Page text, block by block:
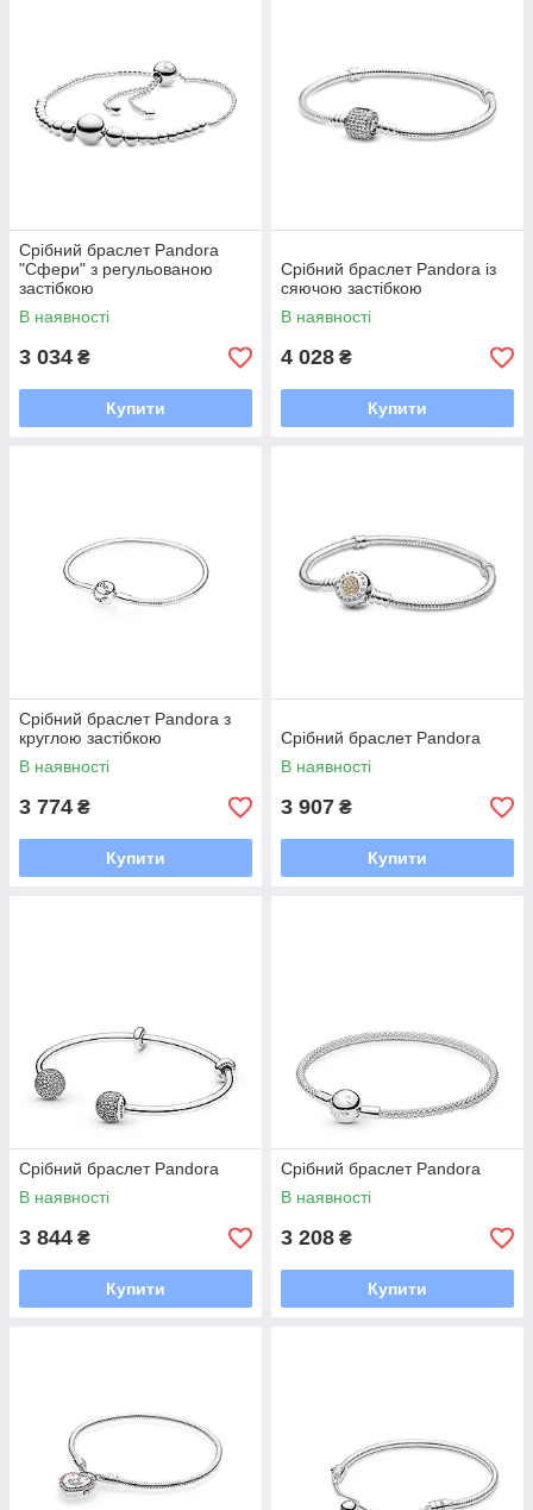
Срібний браслет Pandora
"Сфери" з регульованою
застібкою
В наявності
3 034 ₴
Купити
Срібний браслет Pandora із
сяючою застібкою
В наявності
4 028 ₴
Купити
Срібний браслет Pandora з
круглою застібкою
В наявності
3 774 ₴
Купити
Срібний браслет Pandora
В наявності
3 907 ₴
Купити
Срібний браслет Pandora
В наявності
3 844 ₴
Купити
Срібний браслет Pandora
В наявності
3 208 ₴
Купити